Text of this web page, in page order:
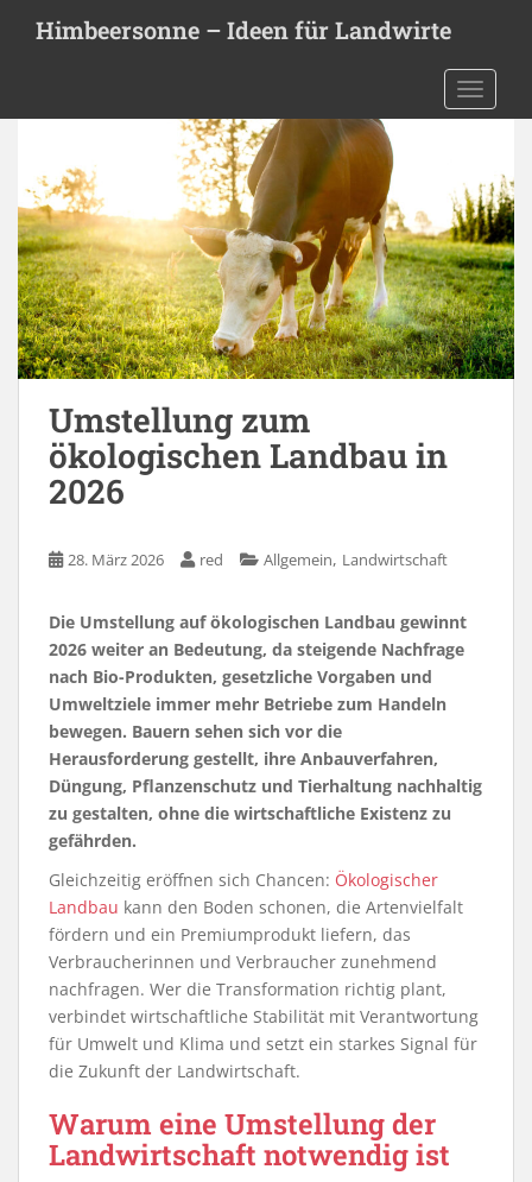
t
Himbeersonne – Ideen für Landwirte
Umstellung zum
ökologischen Landbau in
2026
28. März 2026 red Allgemein, Landwirtschaft
Die Umstellung auf ökologischen Landbau gewinnt
2026 weiter an Bedeutung, da steigende Nachfrage
nach Bio-Produkten, gesetzliche Vorgaben und
Umweltziele immer mehr Betriebe zum Handeln
bewegen. Bauern sehen sich vor die
Herausforderung gestellt, ihre Anbauverfahren,
Düngung, Pflanzenschutz und Tierhaltung nachhaltig
zu gestalten, ohne die wirtschaftliche Existenz zu
gefährden.
Gleichzeitig eröffnen sich Chancen: Ökologischer
Landbau kann den Boden schonen, die Artenvielfalt
fördern und ein Premiumprodukt liefern, das
Verbraucherinnen und Verbraucher zunehmend
nachfragen. Wer die Transformation richtig plant,
verbindet wirtschaftliche Stabilität mit Verantwortung
für Umwelt und Klima und setzt ein starkes Signal für
die Zukunft der Landwirtschaft.
Warum eine Umstellung der
Landwirtschaft notwendig ist